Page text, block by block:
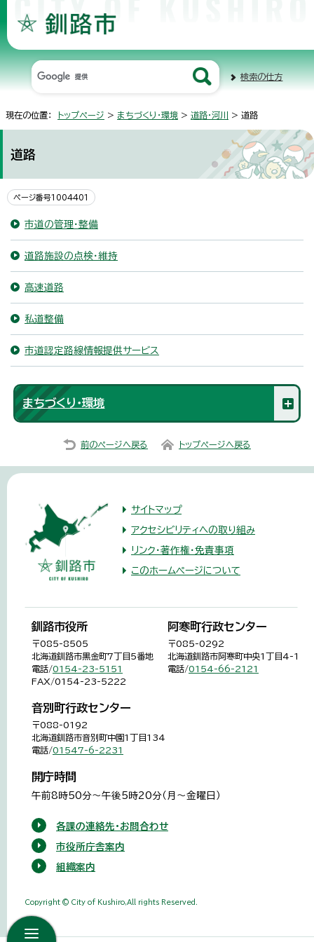
検索の仕方
現在の位置： トップページ > まちづくり・環境 > 道路・河川 > 道路
道路
ページ番号1004401
市道の管理・整備
道路施設の点検・維持
高速道路
私道整備
市道認定路線情報提供サービス
まちづくり・環境
前のページへ戻る トップページへ戻る
サイトマップ
アクセシビリティへの取り組み
リンク・著作権・免責事項
このホームページについて
釧路市役所
〒085-8505
北海道釧路市黒金町7丁目5番地
電話/0154-23-5151
FAX/0154-23-5222
阿寒町行政センター
〒085-0292
北海道釧路市阿寒町中央1丁目4-1
電話/0154-66-2121
音別町行政センター
〒088-0192
北海道釧路市音別町中園1丁目134
電話/01547-6-2231
開庁時間
午前8時50分～午後5時20分（月～金曜日）
各課の連絡先・お問合わせ
市役所庁舎案内
組織案内
Copyright © City of Kushiro,All rights Reserved.